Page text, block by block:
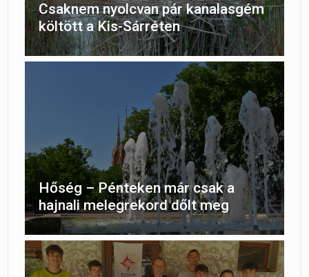
Csaknem nyolcvan pár kanalasgém
költött a Kis-Sárréten
Hőség – Pénteken már csak a
hajnali melegrekord dőlt meg